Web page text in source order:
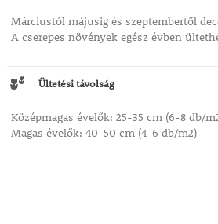
Márciustól májusig és szeptembertől
A cserepes növények egész évben
Ültetési távolság
Középmagas évelők: 25-35 cm (6-8 db/
Magas évelők: 40-50 cm (4-6 db/m2)